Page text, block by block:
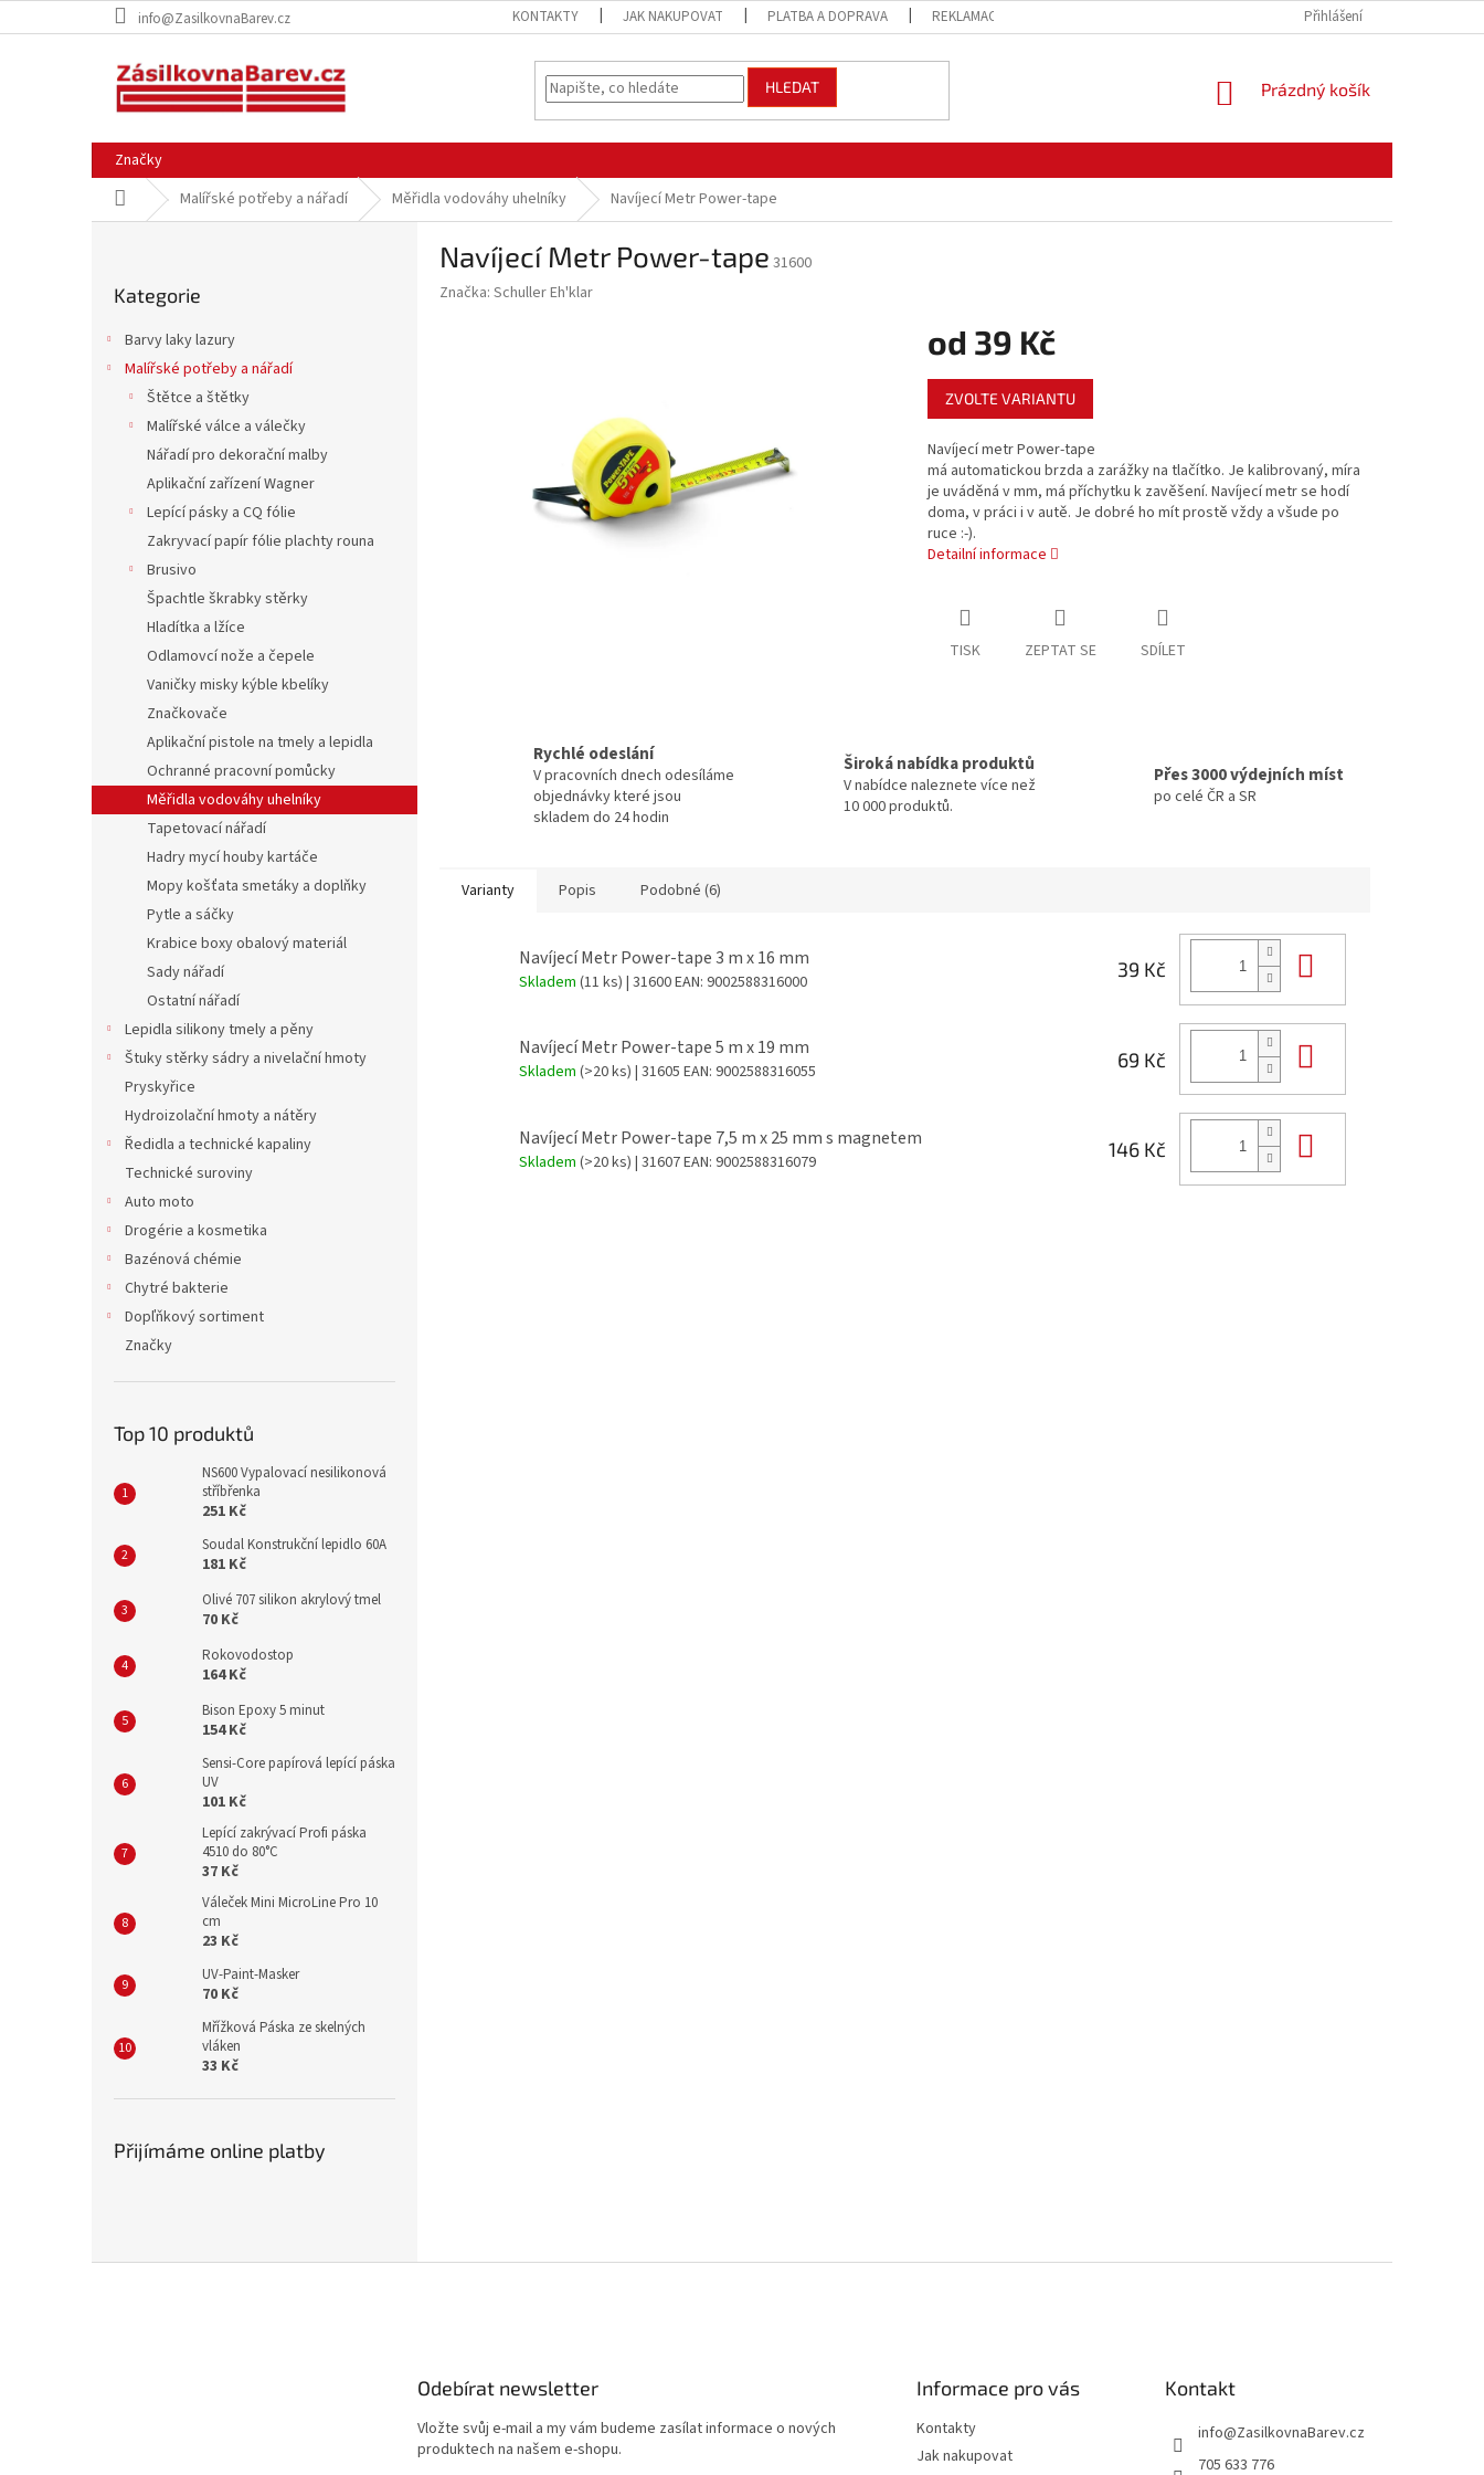
na
info@ZasilkovnaBarev.cz KONTAKTY JAK NAKUPOVAT PLATBA A DOPRAVA REKLAMACE ZBOŽÍ PODMÍNKY OCHRANY
Přihlášení
HLEDAT
NÁKUPNÍ
Prázdný košík
Značky
Domů Malířské potřeby a nářadí Měřidla vodováhy uhelníky Navíjecí Metr Power-tape
kategorie
Kategorie
Barvy laky lazury
Malířské potřeby a nářadí
Štětce a štětky
Malířské válce a válečky
Nářadí pro dekorační malby
Aplikační zařízení Wagner
Lepící pásky a CQ fólie
Zakryvací papír fólie plachty rouna
Brusivo
Špachtle škrabky stěrky
Hladítka a lžíce
Odlamovcí nože a čepele
Vaničky misky kýble kbelíky
Značkovače
Aplikační pistole na tmely a lepidla
Ochranné pracovní pomůcky
Měřidla vodováhy uhelníky
Tapetovací nářadí
Hadry mycí houby kartáče
Mopy košťata smetáky a doplňky
Pytle a sáčky
Krabice boxy obalový materiál
Sady nářadí
Ostatní nářadí
Lepidla silikony tmely a pěny
Štuky stěrky sádry a nivelační hmoty
Pryskyřice
Hydroizolační hmoty a nátěry
Ředidla a technické kapaliny
Technické suroviny
Auto moto
Drogérie a kosmetika
Bazénová chémie
Chytré bakterie
Dopľňkový sortiment
Značky
Top 10 produktů
NS600 Vypalovací nesilikonová
stříbřenka
251 Kč
Soudal Konstrukční lepidlo 60A
181 Kč
Olivé 707 silikon akrylový tmel
70 Kč
Rokovodostop
164 Kč
Bison Epoxy 5 minut
154 Kč
Sensi-Core papírová lepící páska
UV
101 Kč
Lepící zakrývací Profi páska
4510 do 80°C
37 Kč
Váleček Mini MicroLine Pro 10
cm
23 Kč
UV-Paint-Masker
70 Kč
Mřížková Páska ze skelných
vláken
33 Kč
Přijímáme online platby
Navíjecí Metr Power-tape 31600
Značka: Schuller Eh'klar
od 39 Kč
Měrná
cena:
ZVOLTE VARIANTU
Navíjecí metr Power-tape
má automatickou brzda a zarážky na tlačítko. Je kalibrovaný, míra
je uváděná v mm, má příchytku k zavěšení. Navíjecí metr se hodí
doma, v práci i v autě. Je dobré ho mít prostě vždy a všude po
ruce :-).
Detailní informace
TISK ZEPTAT SE SDÍLET
Rychlé odeslání
V pracovních dnech odesíláme
objednávky které jsou
skladem do 24 hodin
Široká nabídka produktů
V nabídce naleznete více než
10 000 produktů.
Přes 3000 výdejních míst
po celé ČR a SR
Varianty Popis Podobné (6)
Navíjecí Metr Power-tape 3 m x 16 mm
Skladem (11 ks) | 31600EAN: 9002588316000
39 Kč
Navíjecí Metr Power-tape 5 m x 19 mm
Skladem (>20 ks) | 31605 EAN: 9002588316055
69 Kč
Navíjecí Metr Power-tape 7,5 m x 25 mm s magnetem
Skladem (>20 ks) | 31607EAN: 9002588316079
146 Kč
Odebírat newsletter
Vložte svůj e-mail a my vám budeme zasílat informace o nových
produktech na našem e-shopu.
Informace pro vás
Kontakty
Jak nakupovat
Kontakt
info@ZasilkovnaBarev.cz
705 633 776